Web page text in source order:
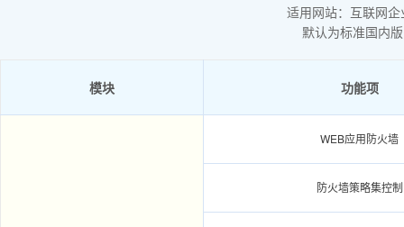
适用网站：互联网
默认为标准国内
模块 功能项
WEB应用防火墙
防火墙策略集控制